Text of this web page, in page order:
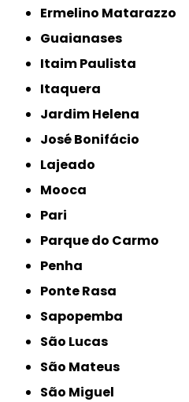
Ermelino Matarazzo
Guaianases
Itaim Paulista
Itaquera
Jardim Helena
José Bonifácio
Lajeado
Mooca
Pari
Parque do Carmo
Penha
Ponte Rasa
Sapopemba
São Lucas
São Mateus
São Miguel